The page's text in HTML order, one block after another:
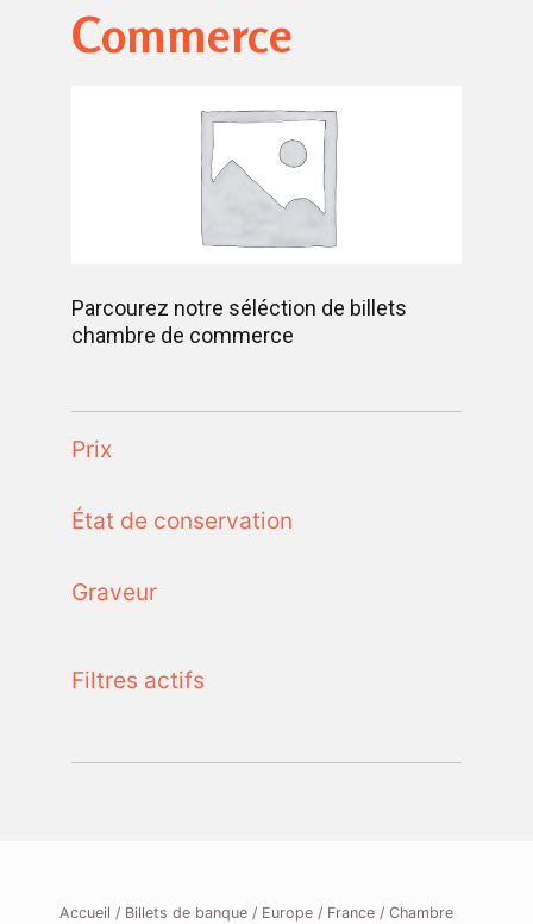
Commerce
Parcourez notre séléction de billets
chambre de commerce
Prix
État de conservation
Graveur
Filtres actifs
Accueil / Billets de banque / Europe / France / Chambre